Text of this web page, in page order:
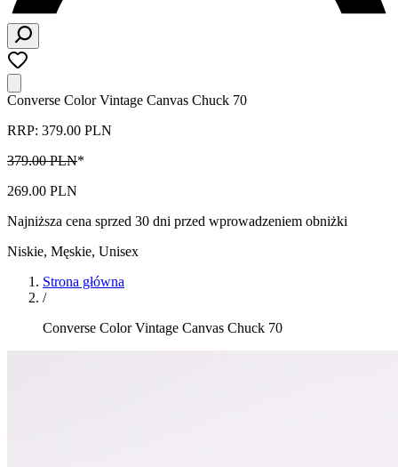
Converse Color Vintage Canvas Chuck 70
RRP: 379.00 PLN
379.00 PLN*
269.00 PLN
Najniższa cena sprzed 30 dni przed wprowadzeniem obniżki
Niskie, Męskie, Unisex
Strona główna
/
Converse Color Vintage Canvas Chuck 70